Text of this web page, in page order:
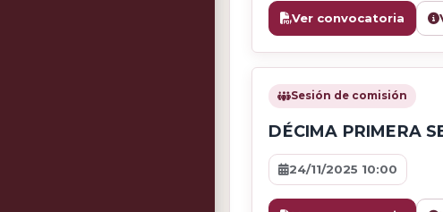
Ver convocatoria
Sesión de comisión
DÉCIMA PRIMERA
24/11/2025 10:00